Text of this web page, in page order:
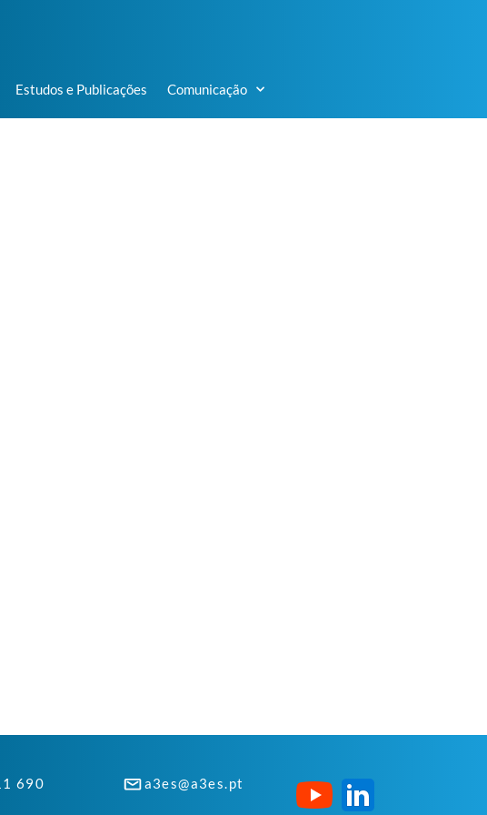
Estudos e Publicações Comunicação
690 a3es@a3es.pt